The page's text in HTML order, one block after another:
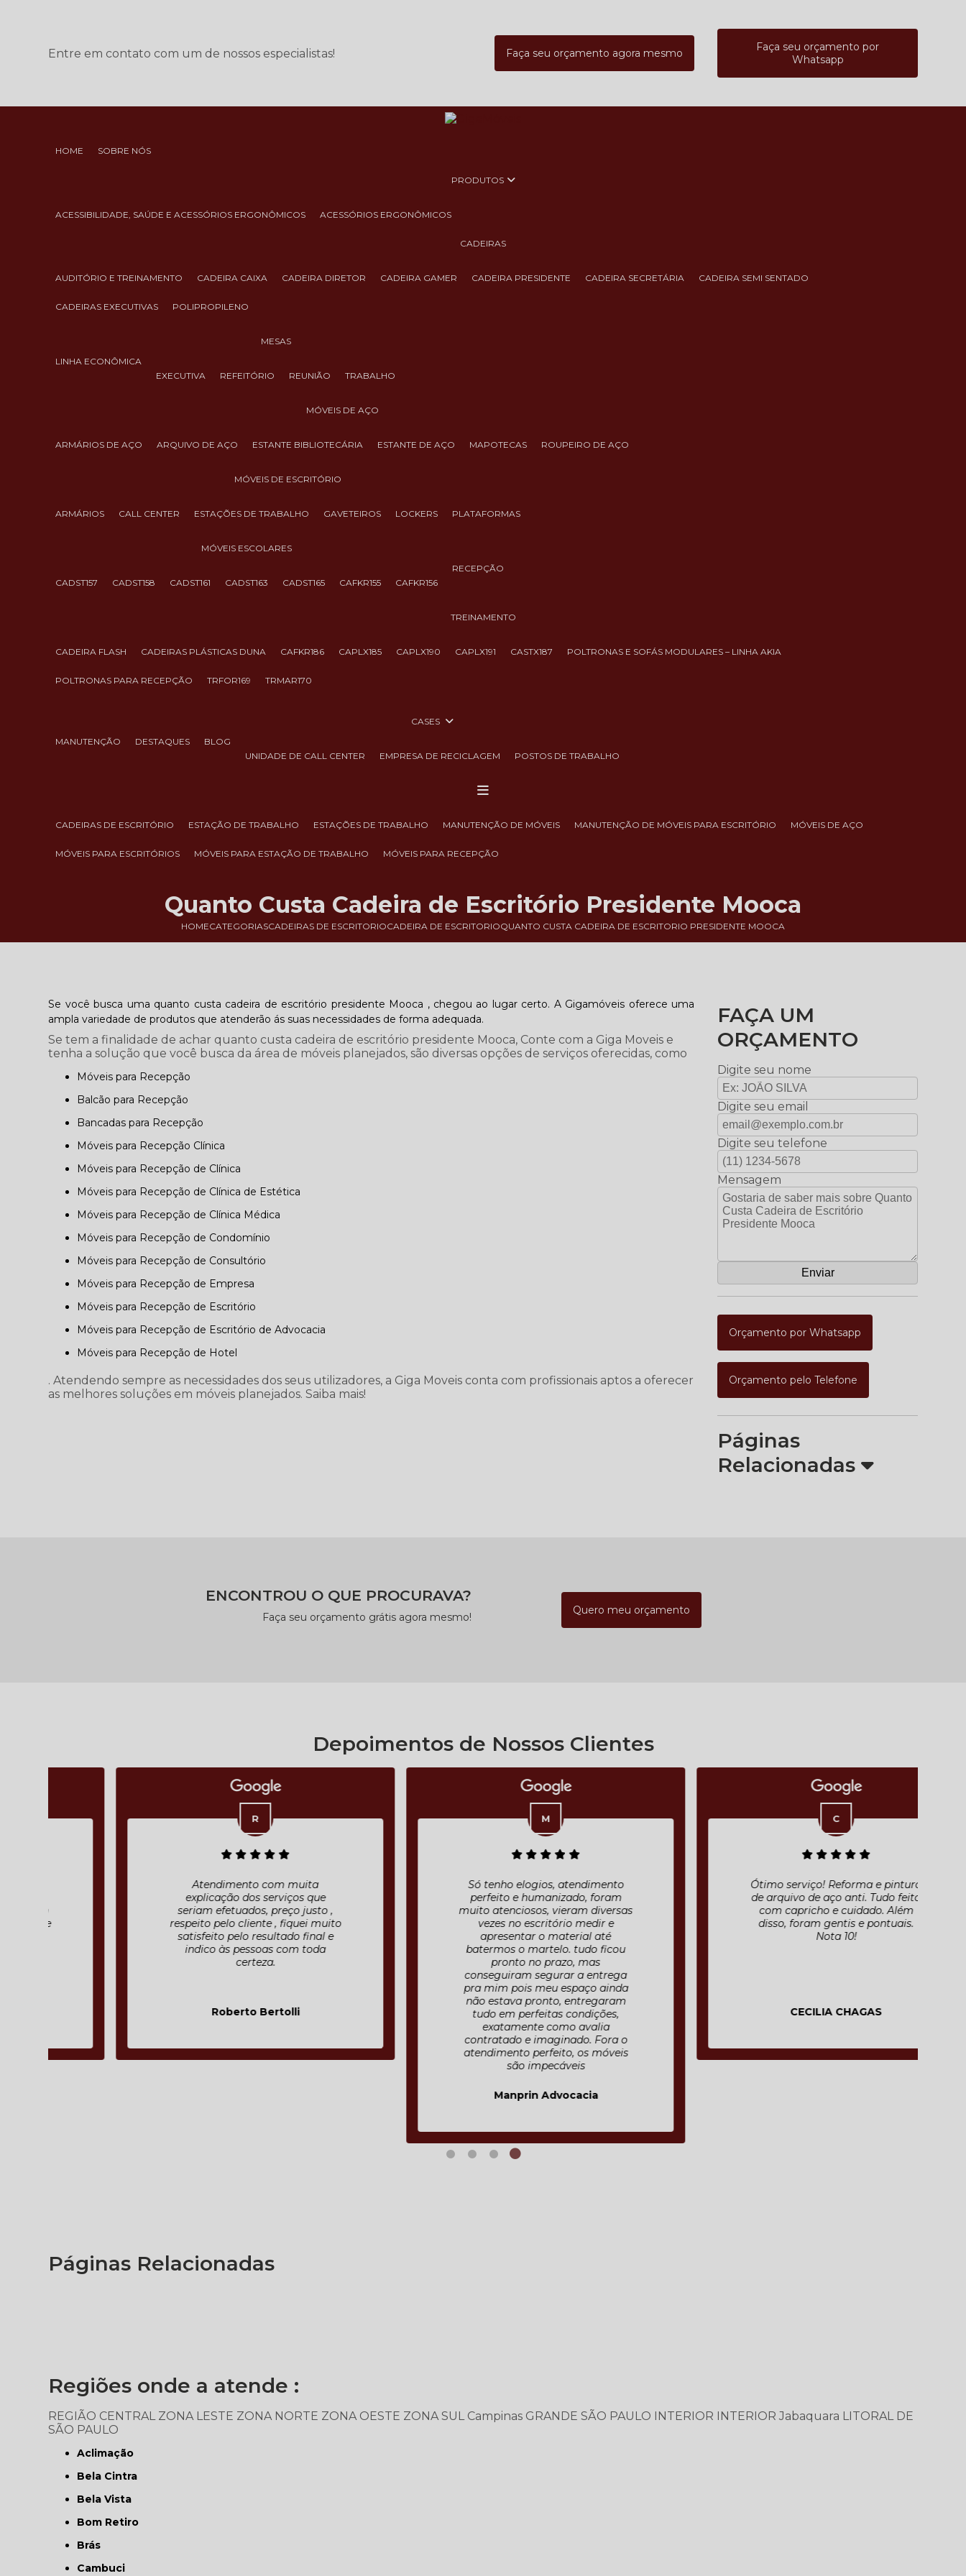
Entre em contato com um de nossos especialistas! Faça seu orçamento agora mesmo
Faça seu orçamento por
Whatsapp
HOME SOBRE NÓS
PRODUTOS
ACESSIBILIDADE, SAÚDE E ACESSÓRIOS ERGONÔMICOS ACESSÓRIOS ERGONÔMICOS
CADEIRAS
AUDITÓRIO E TREINAMENTO CADEIRA CAIXA CADEIRA DIRETOR CADEIRA GAMER CADEIRA PRESIDENTE CADEIRA SECRETÁRIA CADEIRA SEMI SENTADO
CADEIRAS EXECUTIVAS POLIPROPILENO
LINHA ECONÔMICA
MESAS
EXECUTIVA REFEITÓRIO REUNIÃO TRABALHO
MÓVEIS DE AÇO
ARMÁRIOS DE AÇO ARQUIVO DE AÇO ESTANTE BIBLIOTECÁRIA ESTANTE DE AÇO MAPOTECAS ROUPEIRO DE AÇO
MÓVEIS DE ESCRITÓRIO
ARMÁRIOS CALL CENTER ESTAÇÕES DE TRABALHO GAVETEIROS LOCKERS PLATAFORMAS
MÓVEIS ESCOLARES
CADST157 CADST158 CADST161 CADST163 CADST165 CAFKR155 CAFKR156
RECEPÇÃO
TREINAMENTO
CADEIRA FLASH CADEIRAS PLÁSTICAS DUNA CAFKR186 CAPLX185 CAPLX190 CAPLX191 CASTX187 POLTRONAS E SOFÁS MODULARES – LINHA AKIA
POLTRONAS PARA RECEPÇÃO TRFOR169 TRMAR170
MANUTENÇÃO DESTAQUES BLOG
CASES
UNIDADE DE CALL CENTER EMPRESA DE RECICLAGEM POSTOS DE TRABALHO
CADEIRAS DE ESCRITÓRIO ESTAÇÃO DE TRABALHO ESTAÇÕES DE TRABALHO MANUTENÇÃO DE MÓVEIS MANUTENÇÃO DE MÓVEIS PARA ESCRITÓRIO MÓVEIS DE AÇO
MÓVEIS PARA ESCRITÓRIOS MÓVEIS PARA ESTAÇÃO DE TRABALHO MÓVEIS PARA RECEPÇÃO
HOMECATEGORIASCADEIRAS DE ESCRITORIOCADEIRA DE ESCRITORIOQUANTO CUSTA CADEIRA DE ESCRITORIO PRESIDENTE MOOCA
Quanto Custa Cadeira de Escritório Presidente Mooca
Se você busca uma quanto custa cadeira de escritório presidente Mooca , chegou ao lugar certo. A Gigamóveis oferece uma
ampla variedade de produtos que atenderão ás suas necessidades de forma adequada.
Se tem a finalidade de achar quanto custa cadeira de escritório presidente Mooca, Conte com a Giga Moveis e
tenha a solução que você busca da área de móveis planejados, são diversas opções de serviços oferecidas, como
Móveis para Recepção
Balcão para Recepção
Bancadas para Recepção
Móveis para Recepção Clínica
Móveis para Recepção de Clínica
Móveis para Recepção de Clínica de Estética
Móveis para Recepção de Clínica Médica
Móveis para Recepção de Condomínio
Móveis para Recepção de Consultório
Móveis para Recepção de Empresa
Móveis para Recepção de Escritório
Móveis para Recepção de Escritório de Advocacia
Móveis para Recepção de Hotel
. Atendendo sempre as necessidades dos seus utilizadores, a Giga Moveis conta com profissionais aptos a oferecer
as melhores soluções em móveis planejados. Saiba mais!
FAÇA UM
ORÇAMENTO
Digite seu nome
Digite seu email
Digite seu telefone
Mensagem
Orçamento por Whatsapp
Orçamento pelo Telefone
Páginas
Relacionadas
ENCONTROU O QUE PROCURAVA?
Faça seu orçamento grátis agora mesmo!
Quero meu orçamento
Depoimentos de Nossos Clientes
Atendimento com muita
explicação dos serviços que
seriam efetuados, preço justo ,
respeito pelo cliente , fiquei muito
satisfeito pelo resultado final e
indico às pessoas com toda
Roberto Bertolli
Só tenho elogios, atendimento
perfeito e humanizado, foram
muito atenciosos, vieram diversas
vezes no escritório medir e
apresentar o material até
batermos o martelo. tudo ficou
pronto no prazo, mas
conseguiram segurar a entrega
pra mim pois meu espaço ainda
não estava pronto, entregaram
tudo em perfeitas condições,
exatamente como avalia
contratado e imaginado. Fora o
atendimento perfeito, os móveis
são impecáveis
Manprin Advocacia
Ótimo serviço! Reforma e pintura
de arquivo de aço anti. Tudo feito
com capricho e cuidado. Além
disso, foram gentis e pontuais.
CECILIA CHAGAS
Páginas Relacionadas
Regiões onde a atende :
REGIÃO CENTRAL ZONA LESTE ZONA NORTE ZONA OESTE ZONA SUL Campinas GRANDE SÃO PAULO INTERIOR INTERIOR Jabaquara LITORAL DE
SÃO PAULO
Aclimação
Bela Cintra
Bela Vista
Bom Retiro
Brás
Cambuci